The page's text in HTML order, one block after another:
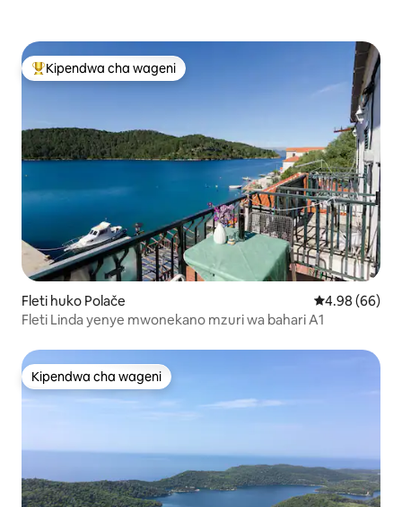
Kipendwa maarufu cha wageni
Kipendwa cha wageni
Fleti huko Polače Ukadiriaji wa
4.98 (66)
Fleti Linda yenye mwonekano mzuri wa bahari A1
Kipendwa cha wageni
Kipendwa cha wageni